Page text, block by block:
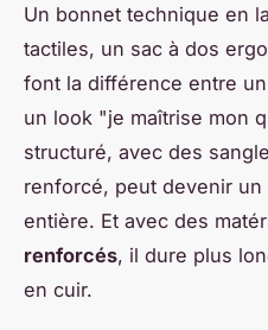
Un bonnet technique en
tactiles, un sac à dos
font la différence entre
un look "je maîtrise mon
structuré, avec des
renforcé, peut devenir
entière. Et avec des
renforcés, il dure plus
en cuir.